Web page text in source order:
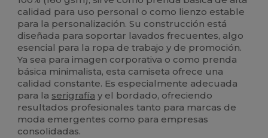
calidad para uso personal o como lienzo estable
para la personalización. Su construcción está
diseñada para soportar lavados frecuentes, algo
esencial para la ropa de trabajo y de promoción.
Ya sea para imagen corporativa o como prenda
básica minimalista, esta camiseta ofrece una
calidad constante. Es especialmente adecuada
para la serigrafía y el bordado, ofreciendo
resultados profesionales tanto para marcas de
moda emergentes como para empresas
consolidadas.